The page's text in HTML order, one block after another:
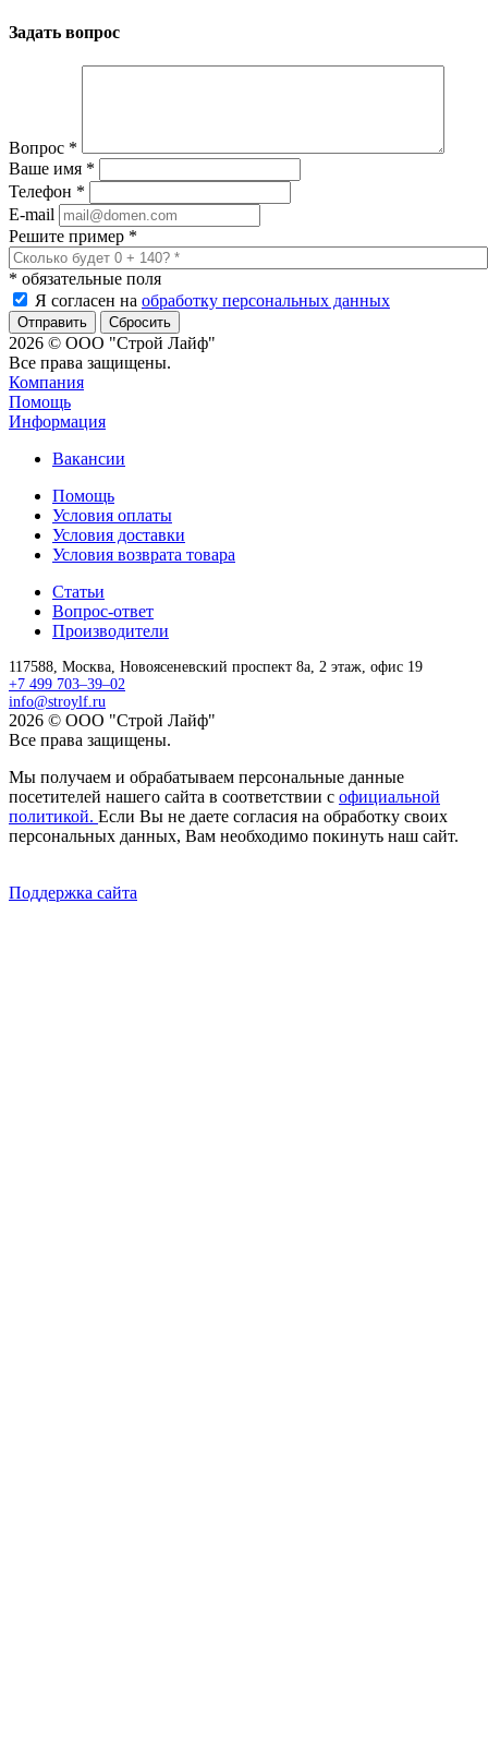
Задать вопрос
Вопрос *
Ваше имя *
Телефон *
E-mail
Решите пример *
* обязательные поля
Я согласен на обработку персональных данных
Сбросить
2026 © ООО "Строй Лайф"
Все права защищены.
Компания
Помощь
Информация
Вакансии
Помощь
Условия оплаты
Условия доставки
Условия возврата товара
Статьи
Вопрос-ответ
Производители
117588, Москва, Новоясеневский проспект 8а, 2 этаж, офис 19
+7 499 703–39–02
info@stroylf.ru
2026 © ООО "Строй Лайф"
Все права защищены.
Мы получаем и обрабатываем персональные данные
посетителей нашего сайта в соответствии с официальной
политикой. Если Вы не даете согласия на обработку своих
персональных данных, Вам необходимо покинуть наш сайт.
Поддержка сайта